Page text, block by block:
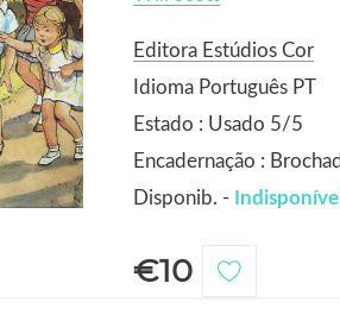
Editora Estúdios Cor
Idioma Português PT
Estado : Usado 5/5
Encadernação :
Disponib. - Indisponível
€10